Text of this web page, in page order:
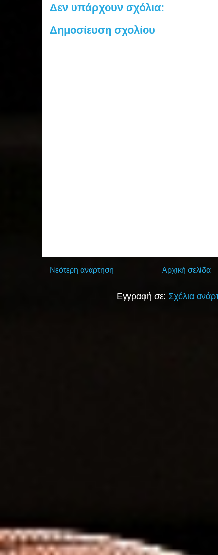
Δεν υπάρχουν σχόλια:
Δημοσίευση σχολίου
Νεότερη ανάρτηση Αρχική σελίδα
Εγγραφή σε: Σχόλια